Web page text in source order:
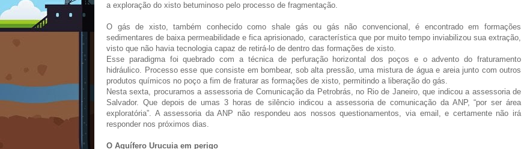
a exploração do xisto betuminoso pelo processo de fragmentação.
O gás de xisto, também conhecido como shale gás ou gás não convencional, é encontrado em formações
sedimentares de baixa permeabilidade e fica aprisionado, característica que por muito tempo inviabilizou sua extração,
visto que não havia tecnologia capaz de retirá-lo de dentro das formações de xisto.
Esse paradigma foi quebrado com a técnica de perfuração horizontal dos poços e o advento do fraturamento
hidráulico. Processo esse que consiste em bombear, sob alta pressão, uma mistura de água e areia junto com outros
produtos químicos no poço a fim de fraturar as formações de xisto, permitindo a liberação do gás.
Nesta sexta, procuramos a assessoria de Comunicação da Petrobrás, no Rio de Janeiro, que indicou a assessoria de
Salvador. Que depois de umas 3 horas de silêncio indicou a assessoria de comunicação da ANP, “por ser área
exploratória”. A assessoria da ANP não respondeu aos nossos questionamentos, via email, e certamente não irá
responder nos próximos dias.
O Aquífero Urucuia em perigo